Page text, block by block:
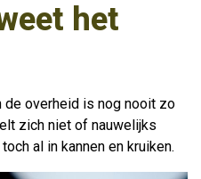
het
de overheid is nog nooit zo
zich niet of nauwelijks
al in kannen en kruiken.